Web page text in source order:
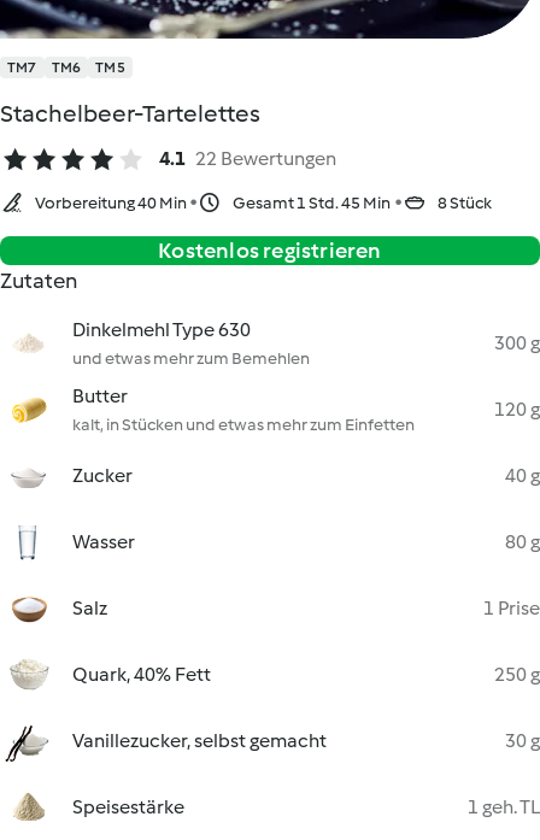
TM7 TM6 TM5
Stachelbeer-Tartelettes
4.1 22 Bewertungen
Vorbereitung 40 Min Gesamt 1 Std. 45 Min 8 Stück
Kostenlos registrieren
Zutaten
Dinkelmehl Type 630
und etwas mehr zum Bemehlen
300 g
Butter
kalt, in Stücken und etwas mehr zum Einfetten
120 g
Zucker 40 g
Wasser 80 g
Salz 1 Prise
Quark, 40% Fett 250 g
Vanillezucker, selbst gemacht 30 g
Speisestärke 1 geh. TL